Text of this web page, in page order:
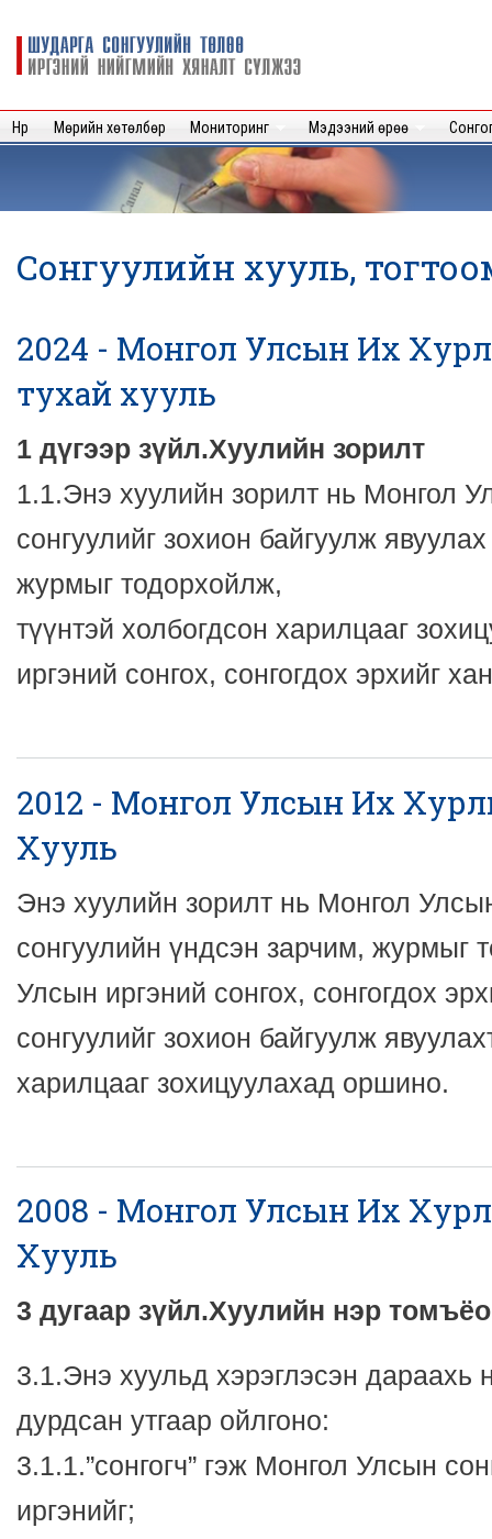
Шударга
сонгуулийн
нийгмийн
хяналт
Нүүр Мөрийн хөтөлбөр Мониторинг Мэдээний өрөө
Сонгуулийн хууль,
2024 - Монгол Улсын Их
тухай хууль
1 дүгээр зүйл.Хуулийн зорилт
1.1.Энэ хуулийн зорилт нь Монгол
сонгуулийг зохион байгуулж
журмыг тодорхойлж,
түүнтэй холбогдсон харилцааг
иргэний сонгох, сонгогдох эрхийг
2012 - Монгол Улсын Их
Хууль
Энэ хуулийн зорилт нь Монгол
сонгуулийн үндсэн зарчим, журмыг
Улсын иргэний сонгох, сонгогдох
сонгуулийг зохион байгуулж
харилцааг зохицуулахад оршино.
2008 - Монгол Улсын Их
Хууль
3 дугаар зүйл.Хуулийн нэр
3.1.Энэ хуульд хэрэглэсэн дараахь
дурдсан утгаар ойлгоно:
3.1.1.”сонгогч” гэж Монгол Улсын
иргэнийг;